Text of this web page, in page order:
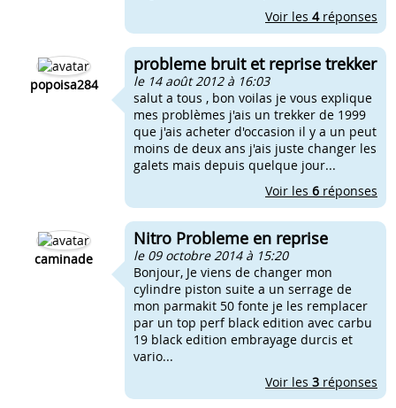
Voir les 4réponses
popoisa284
probleme bruit et reprise trekker
le 14 août 2012 à 16:03
salut a tous , bon voilas je vous explique
mes problèmes j'ais un trekker de 1999
que j'ais acheter d'occasion il y a un peut
moins de deux ans j'ais juste changer les
galets mais depuis quelque jour...
Voir les 6 réponses
caminade
Nitro Probleme en reprise
le 09 octobre 2014 à 15:20
Bonjour, Je viens de changer mon
cylindre piston suite a un serrage de
mon parmakit 50 fonte je les remplacer
par un top perf black edition avec carbu
19 black edition embrayage durcis et
vario...
Voir les 3 réponses